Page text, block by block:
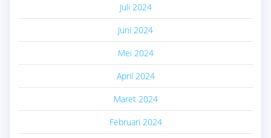
Juli 2024
Juni 2024
Mei 2024
April 2024
Maret 2024
Februari 2024